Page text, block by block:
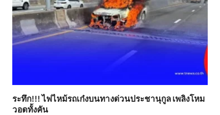
ระทึก!!! ไฟไหม้รถเก๋งบนทางด่วนประชานุกูล เพลิงโหม
วอดทั้งคัน